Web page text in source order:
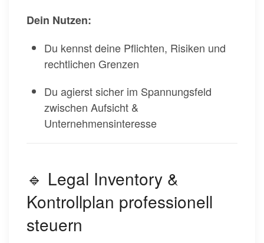
Dein Nutzen:
Du kennst deine Pflichten, Risiken und
rechtlichen Grenzen
Du agierst sicher im Spannungsfeld
zwischen Aufsicht &
Unternehmensinteresse
🔹 Legal Inventory &
Kontrollplan professionell
steuern